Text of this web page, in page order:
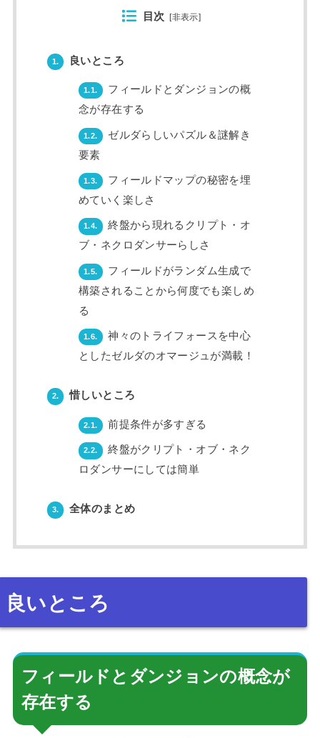
目次 [非表示]
1. 良いところ
1.1.
フィールドとダンジョンの概
念が存在する
1.2.
ゼルダらしいパズル＆謎解き
要素
1.3.
フィールドマップの秘密を埋
めていく楽しさ
1.4.
終盤から現れるクリプト・オ
ブ・ネクロダンサーらしさ
1.5.
フィールドがランダム生成で
構築されることから何度でも楽しめ
る
1.6.
神々のトライフォースを中心
としたゼルダのオマージュが満載！
2. 惜しいところ
2.1. 前提条件が多すぎる
2.2.
終盤がクリプト・オブ・ネク
ロダンサーにしては簡単
3. 全体のまとめ
良いところ
フィールドとダンジョンの概念が
存在する